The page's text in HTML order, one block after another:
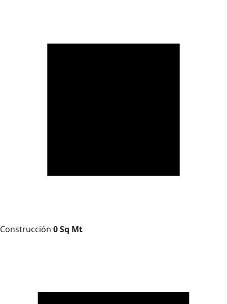
Construcción 0 Sq Mt